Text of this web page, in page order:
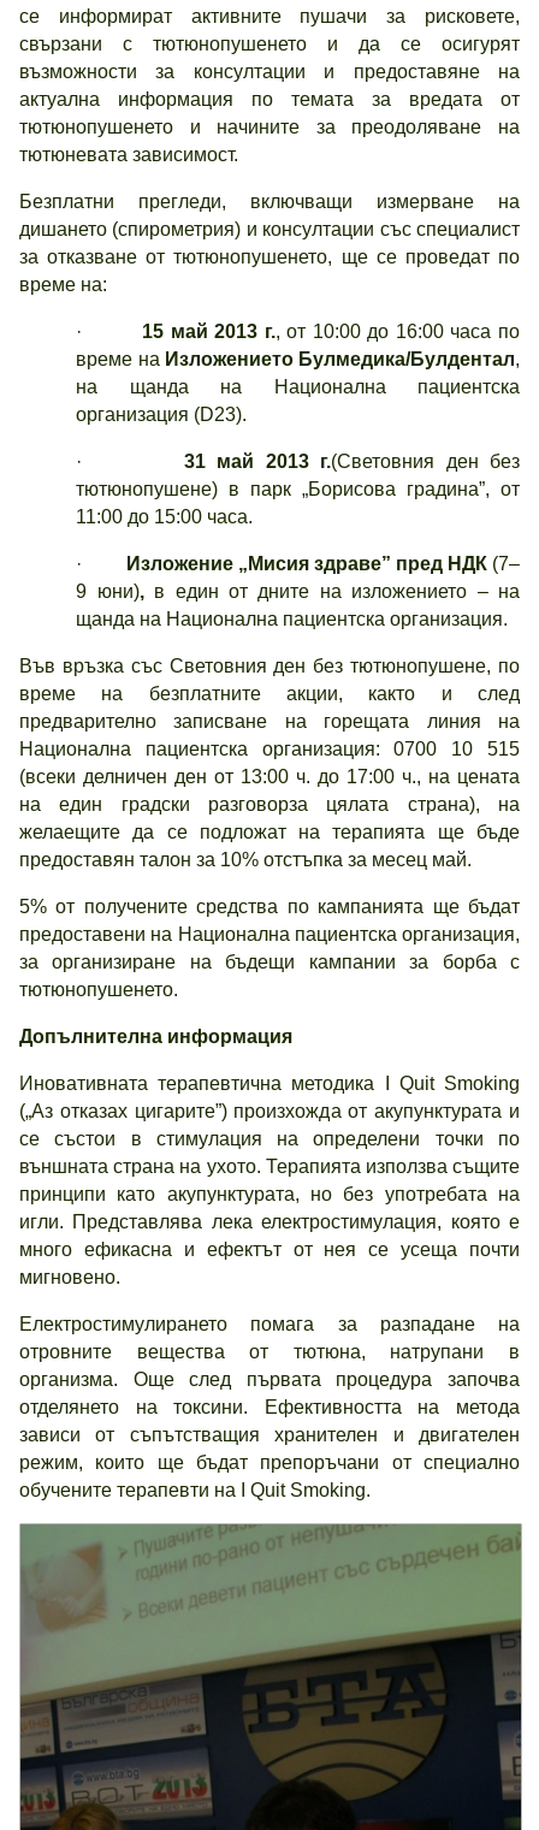
се информират активните пушачи за рисковете,
свързани с тютюнопушенето и да се осигурят
възможности за консултации и предоставяне на
актуална информация по темата за вредата от
тютюнопушенето и начините за преодоляване на
тютюневата зависимост.
Безплатни прегледи, включващи измерване на
дишането (спирометрия) и консултации със специалист
за отказване от тютюнопушенето, ще се проведат по
време на:
· 15 май 2013 г., от 10:00 до 16:00 часа по
време на Изложението Булмедика/Булдентал,
на щанда на Национална пациентска
организация (D23).
· 31 май 2013 г.(Световния ден без
тютюнопушене) в парк „Борисова градина”, от
11:00 до 15:00 часа.
· Изложение „Мисия здраве” пред НДК (7–
9 юни),в един от дните на изложението – на
щанда на Национална пациентска организация.
Във връзка със Световния ден без тютюнопушене, по
време на безплатните акции, както и след
предварително записване на горещата линия на
Национална пациентска организация: 0700 10 515
(всеки делничен ден от 13:00 ч. до 17:00 ч., на цената
на един градски разговорза цялата страна), на
желаещите да се подложат на терапията ще бъде
предоставян талон за 10% отстъпка за месец май.
5% от получените средства по кампанията ще бъдат
предоставени на Национална пациентска организация,
за организиране на бъдещи кампании за борба с
тютюнопушенето.
Допълнителна информация
Иновативната терапевтична методика I Quit Smoking
(„Аз отказах цигарите”) произхожда от акупунктурата и
се състои в стимулация на определени точки по
външната страна на ухото. Терапията използва същите
принципи като акупунктурата, но без употребата на
игли. Представлява лека електростимулация, която е
много ефикасна и ефектът от нея се усеща почти
мигновено.
Електростимулирането помага за разпадане на
отровните вещества от тютюна, натрупани в
организма. Още след първата процедура започва
отделянето на токсини. Ефективността на метода
зависи от съпътстващия хранителен и двигателен
режим, които ще бъдат препоръчани от специално
обучените терапевти на I Quit Smoking.